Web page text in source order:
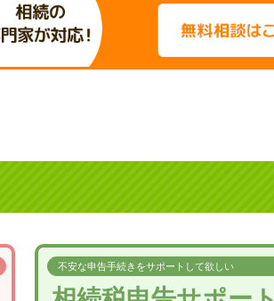
不安な申告手続きをサポートして欲しい